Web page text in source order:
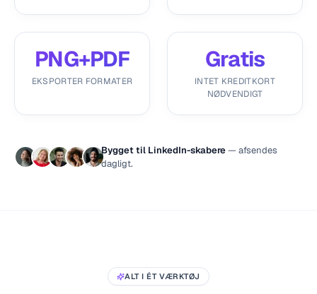
PNG+PDF
EKSPORTER FORMATER
Gratis
INTET KREDITKORT
NØDVENDIGT
Bygget til LinkedIn-skabere— afsendes
dagligt.
ALT I ÉT VÆRKTØJ